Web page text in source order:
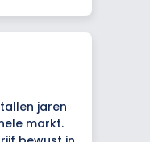
jaren
markt.